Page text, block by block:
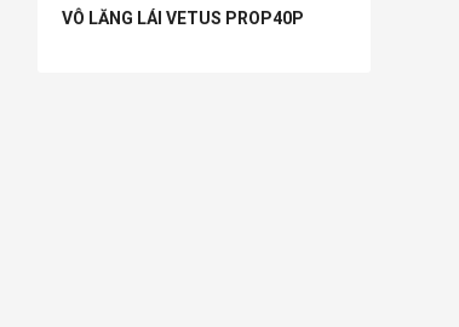
VÔ LĂNG LÁI VETUS PROP40P